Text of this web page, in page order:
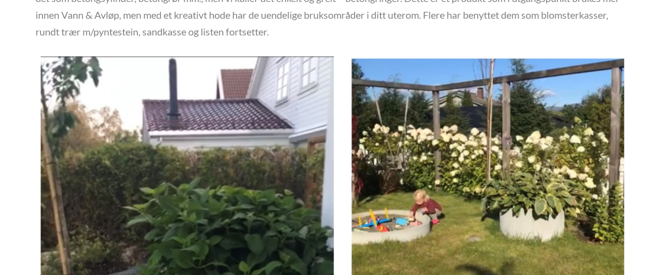
innen Vann & Avløp, men med et kreativt hode har de uendelige bruksområder i ditt uterom. Flere har benyttet dem som blomsterkasser,
rundt trær m/pyntestein, sandkasse og listen fortsetter.